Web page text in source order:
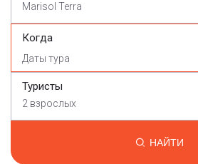
Marisol Terra
Когда
Туристы
2 взрослых
НАЙТИ